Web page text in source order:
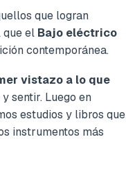
que logran
que el Bajo eléctrico
contemporánea.
vistazo a lo que
sentir. Luego en
estudios y libros que
instrumentos más